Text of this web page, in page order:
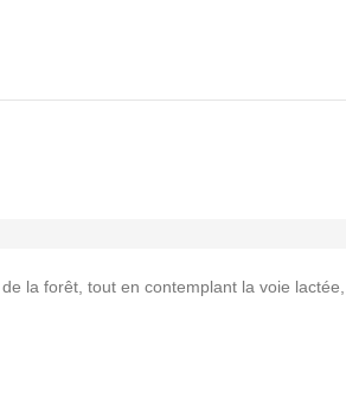
la forêt, tout en contemplant la voie lactée,